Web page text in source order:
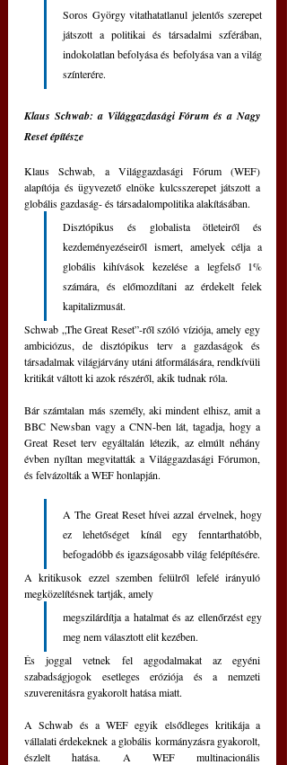
Soros György vitathatatlanul jelentős szerepet
játszott a politikai és társadalmi szférában,
indokolatlan befolyása és befolyása van a világ
színterére.
Klaus Schwab: a Világgazdasági Fórum és a Nagy
Reset építésze
Klaus Schwab, a Világgazdasági Fórum (WEF)
alapítója és ügyvezető elnöke kulcsszerepet játszott a
globális gazdaság- és társadalompolitika alakításában.
Disztópikus és globalista ötleteiről és
kezdeményezéseiről ismert, amelyek célja a
globális kihívások kezelése a legfelső 1%
számára, és előmozdítani az érdekelt felek
kapitalizmusát.
Schwab „The Great Reset”-ről szóló víziója, amely egy
ambiciózus, de disztópikus terv a gazdaságok és
társadalmak világjárvány utáni átformálására, rendkívüli
kritikát váltott ki azok részéről, akik tudnak róla.
Bár számtalan más személy, aki mindent elhisz, amit a
BBC Newsban vagy a CNN-ben lát, tagadja, hogy a
Great Reset terv egyáltalán létezik, az elmúlt néhány
évben nyíltan megvitatták a Világgazdasági Fórumon,
és felvázolták a WEF honlapján.
A The Great Reset hívei azzal érvelnek, hogy
ez lehetőséget kínál egy fenntarthatóbb,
befogadóbb és igazságosabb világ felépítésére.
A kritikusok ezzel szemben felülről lefelé irányuló
megközelítésnek tartják, amely
megszilárdítja a hatalmat és az ellenőrzést egy
meg nem választott elit kezében.
És joggal vetnek fel aggodalmakat az egyéni
szabadságjogok esetleges eróziója és a nemzeti
szuverenitásra gyakorolt hatása miatt.
A Schwab és a WEF egyik elsődleges kritikája a
vállalati érdekeknek a globális kormányzásra gyakorolt,
észlelt hatása. A WEF multinacionális